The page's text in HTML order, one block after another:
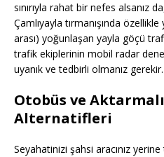
sınırıyla rahat bir nefes alsanız
Çamlıyayla tırmanışında
arası) yoğunlaşan yayla göçü
trafik ekiplerinin mobil radar
uyanık ve tedbirli olmanız gerekir.
Otobüs ve
Alternatifleri
Seyahatinizi şahsi aracınız